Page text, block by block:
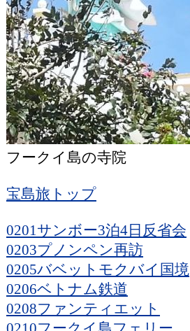
フークイ島の寺院
宝島旅トップ
0201サンボー3泊4日反省会
0203プノンペン再訪
0205バベットモクバイ国境
0206ベトナム鉄道
0208ファンティエット